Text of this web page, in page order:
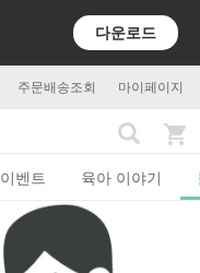
다운로드
주문배송조회 마이페이지
이벤트 육아 이야기